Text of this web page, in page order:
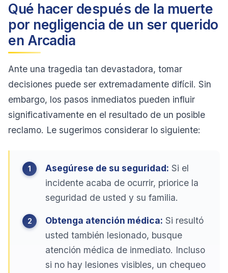
Qué hacer después de la muerte
por negligencia de un ser querido
en Arcadia
Ante una tragedia tan devastadora, tomar
decisiones puede ser extremadamente difícil. Sin
embargo, los pasos inmediatos pueden influir
significativamente en el resultado de un posible
reclamo. Le sugerimos considerar lo siguiente:
Asegúrese de su seguridad: Si el
incidente acaba de ocurrir, priorice la
seguridad de usted y su familia.
Obtenga atención médica: Si resultó
usted también lesionado, busque
atención médica de inmediato. Incluso
si no hay lesiones visibles, un chequeo